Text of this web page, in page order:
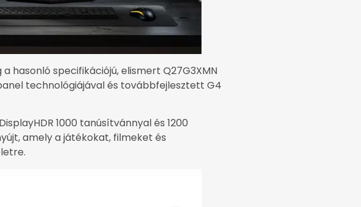
hasonló specifikációjú, elismert Q27G3XMN
technológiájával és továbbfejlesztett G4
1000 tanúsítvánnyal és 1200
amely a játékokat, filmeket és